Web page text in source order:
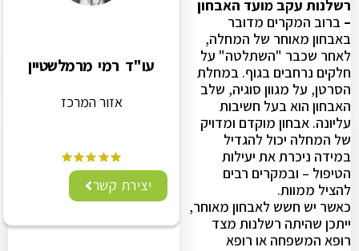
רשלנות עקב מועד האבחון
–ברוב המקרים מדובר
באבחון מאוחר של המחלה,
לאחר שכבר "השתלטה" על
חלקים נרחבים בגוף. במחלת
הסרטן, על מגוון סוגיה, שלב
האבחון הוא בעל חשיבות
עליונה. אבחון מוקדם ומדויק
של המחלה יכול להגדיל
במידה ניכרת את יעילות
הטיפול – ובמקרים רבים
להציל ממוות.
כאשר יש חשש לאבחון מאוחר,
ייתכן שהיתה רשלנות מצד
רופא המשפחה או רופא
עו"ד רמי מרמלשטיין
אזור המרכז
יצירת קשר